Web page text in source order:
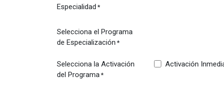
Especialidad *
Selecciona el Programa
de Especialización *
Selecciona la Activación
del Programa *
Activación